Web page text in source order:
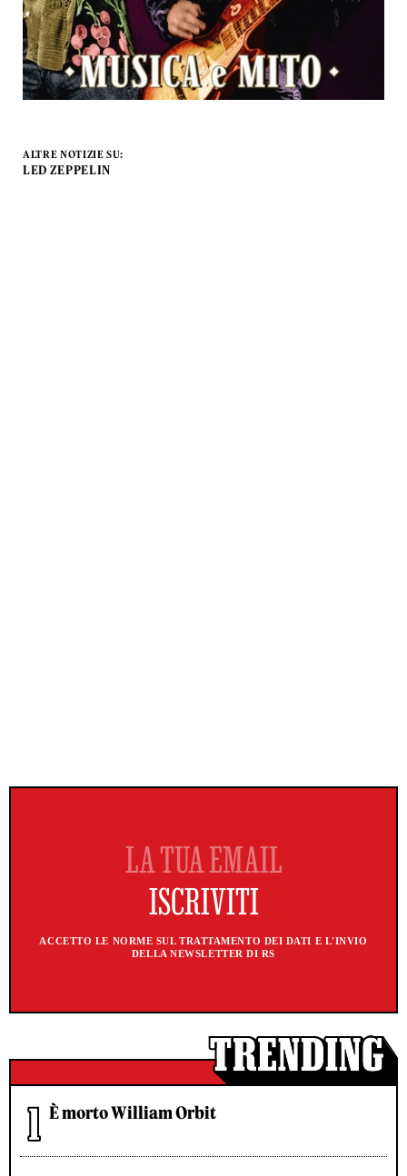
ALTRE NOTIZIE SU:
LED ZEPPELIN
ACCETTO LE NORME SUL TRATTAMENTO DEI DATI E L'INVIO
DELLA NEWSLETTER DI RS
È morto William Orbit